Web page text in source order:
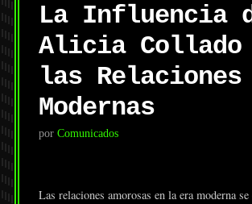
La Influencia
Alicia Collado
las Relaciones
Modernas
por Comunicados
Las relaciones amorosas en la era moderna